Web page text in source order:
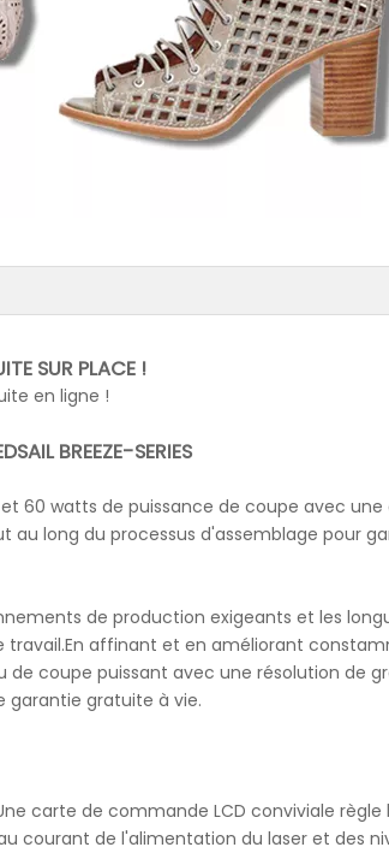
SUR PLACE !
en ligne !
BREEZE-SERIES
60 watts de puissance de coupe avec une
au long du processus d'assemblage pour
de production exigeants et les
affinant et en améliorant
de coupe puissant avec une résolution de
garantie gratuite à vie.
carte de commande LCD conviviale
courant de l'alimentation du laser et des